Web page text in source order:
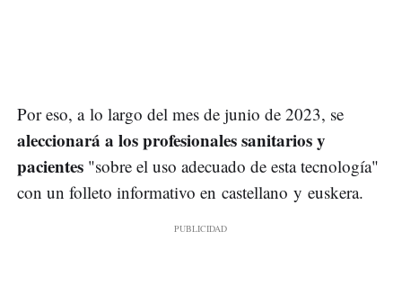
Por eso, a lo largo del mes de junio de 2023, se
aleccionará a los profesionales sanitarios y
pacientes "sobre el uso adecuado de esta tecnología"
con un folleto informativo en castellano y euskera.